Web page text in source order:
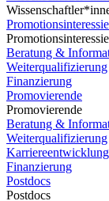
Beratung &
Weiterqualifizierung
Finanzierung
Promovierende
Promovierende
Beratung &
Weiterqualifizierung
Karriereentwicklung
Finanzierung
Postdocs
Postdocs